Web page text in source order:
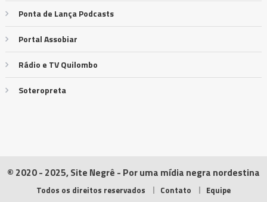
Ponta de Lança Podcasts
Portal Assobiar
Rádio e TV Quilombo
Soteropreta
© 2020 - 2025, Site Negrê - Por uma mídia negra nordestina
Todos os direitos reservados Contato Equipe